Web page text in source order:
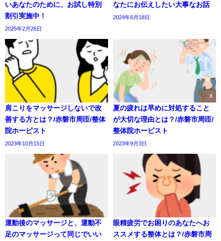
いあなたのために、お試し特別
割引実施中！
2025年2月26日
なたにお伝えしたい大事なお話
2024年6月18日
肩こりをマッサージしないで改
善する方とは？/赤磐市周匝/整体
院ホーピスト
2023年10月15日
夏の疲れは早めに対処すること
が大切な理由とは？/赤磐市周匝/
整体院ホーピスト
2023年9月3日
運動後のマッサージと、運動不
足のマッサージって同じでいい
眼精疲労でお困りのあなたへお
ススメする整体とは？/赤磐市周